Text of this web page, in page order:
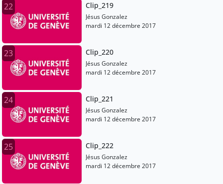
22 Clip_219
Jésus Gonzalez
mardi 12 décembre 2017
23 Clip_220
Jésus Gonzalez
mardi 12 décembre 2017
24 Clip_221
Jésus Gonzalez
mardi 12 décembre 2017
25 Clip_222
Jésus Gonzalez
mardi 12 décembre 2017